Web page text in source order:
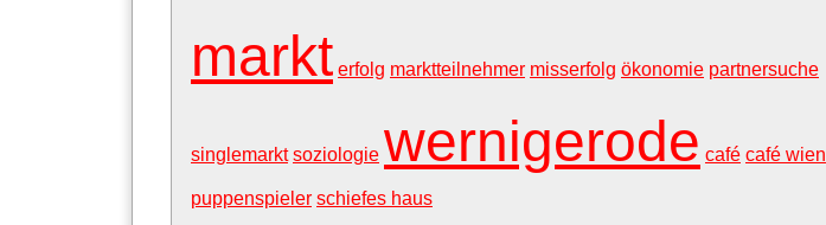
markt erfolg marktteilnehmer misserfolg ökonomie partnersuche
singlemarkt soziologie wernigerode café café wien
puppenspieler schiefes haus